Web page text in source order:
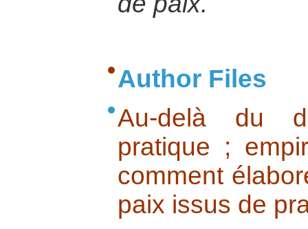
Author Files
Au-delà du
pratique ;
comment
paix issus de